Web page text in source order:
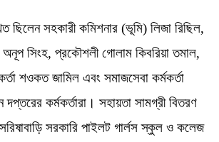
ছিলেন সহকারী কমিশনার (ভূমি) লিজা রিছিল,
অনূপ সিংহ, প্রকৌশলী গোলাম কিবরিয়া তমাল,
শওকত জামিল এবং সমাজসেবা কর্মকর্তা
কর্মকর্তারা। সহায়তা সামগ্রী বিতরণ
সরকারি পাইলট গার্লস স্কুল ও কলেজ